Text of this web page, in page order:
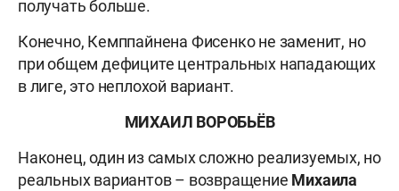
получать больше.
Конечно, Кемппайнена Фисенко не заменит, но
при общем дефиците центральных нападающих
в лиге, это неплохой вариант.
МИХАИЛ ВОРОБЬЁВ
Наконец, один из самых сложно реализуемых, но
реальных вариантов – возвращение Михаила